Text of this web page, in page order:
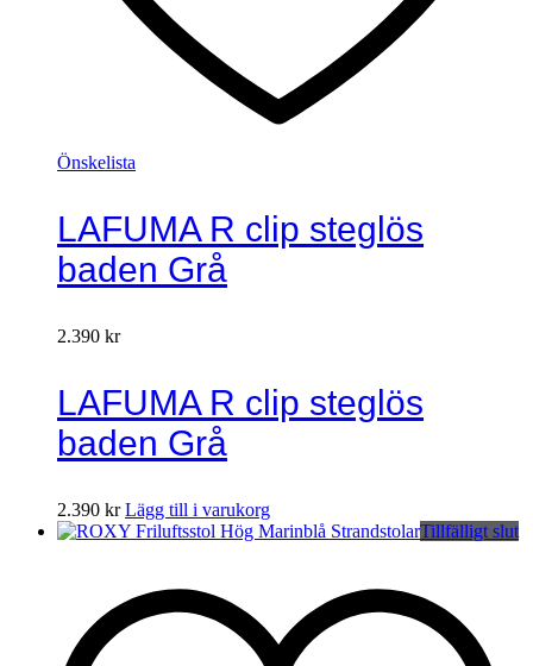
Önskelista
LAFUMA R clip steglös
baden Grå
2.390 kr
LAFUMA R clip steglös
baden Grå
2.390 kr Lägg till i varukorg
Tillfälligt slut